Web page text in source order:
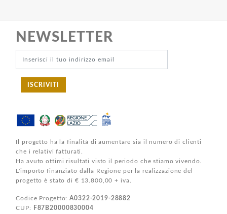
NEWSLETTER
ISCRIVITI
Il progetto ha la finalità di aumentare sia il numero di clienti
che i relativi fatturati.
Ha avuto ottimi risultati visto il periodo che stiamo vivendo.
L'importo finanziato dalla Regione per la realizzazione del
progetto è stato di € 13.800,00 + iva.
Codice Progetto:A0322-2019-28882
CUP:
F87B20000830004